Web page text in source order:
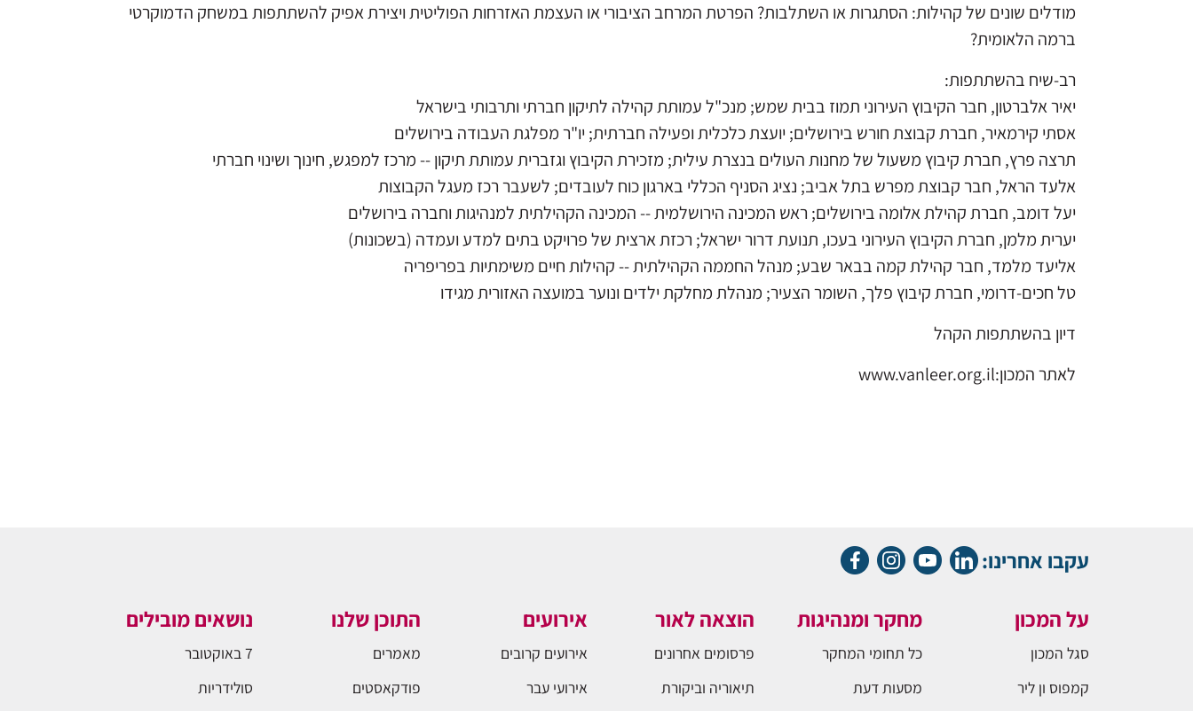
מודלים שונים של קהילות: הסתגרות או השתלבות? הפרטת המרחב הציבורי או העצמת האזרחות הפוליטית ויצירת אפיק להשתתפות במשחק הדמוקרטי
ברמה הלאומית?
רב-שיח בהשתתפות:
יאיר אלברטון, חבר הקיבוץ העירוני תמוז בבית שמש; מנכ"ל עמותת קהילה לתיקון חברתי ותרבותי בישראל
אסתי קירמאיר, חברת קבוצת חורש בירושלים; יועצת כלכלית ופעילה חברתית; יו"ר מפלגת העבודה בירושלים
תרצה פרץ, חברת קיבוץ משעול של מחנות העולים בנצרת עילית; מזכירת הקיבוץ וגזברית עמותת תיקון -- מרכז למפגש, חינוך ושינוי חברתי
אלעד הראל, חבר קבוצת מפרש בתל אביב; נציג הסניף הכללי בארגון כוח לעובדים; לשעבר רכז מעגל הקבוצות
יעל דומב, חברת קהילת אלומה בירושלים; ראש המכינה הירושלמית -- המכינה הקהילתית למנהיגות וחברה בירושלים
יערית מלמן, חברת הקיבוץ העירוני בעכו, תנועת דרור ישראל; רכזת ארצית של פרויקט בתים למדע ועמדה (בשכונות)
אליעד מלמד, חבר קהילת קמה בבאר שבע; מנהל החממה הקהילתית -- קהילות חיים משימתיות בפריפריה
טל חכים-דרומי, חברת קיבוץ פלך, השומר הצעיר; מנהלת מחלקת ילדים ונוער במועצה האזורית מגידו
דיון בהשתתפות הקהל
לאתר המכון:www.vanleer.org.il
עקבו אחרינו:
על המכון
סגל המכון
קמפוס ון ליר
מחקר ומנהיגות
כל תחומי המחקר
מסעות דעת
הוצאה לאור
פרסומים אחרונים
תיאוריה וביקורת
אירועים
אירועים קרובים
אירועי עבר
התוכן שלנו
מאמרים
פודקאסטים
נושאים מובילים
7 באוקטובר
סולידריות